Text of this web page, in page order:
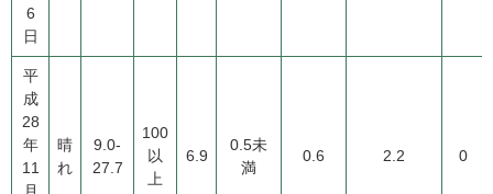
6
日
平
成
28
年
11
晴
れ
9.0-
27.7
100
以
上
6.9
0.5未
満
0.6 2.2 0